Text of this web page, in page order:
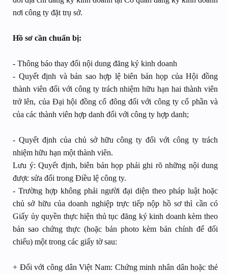
nơi công ty đặt trụ sở.
Hồ sơ cần chuẩn bị:
- Thông báo thay đổi nội dung đăng ký kinh doanh
- Quyết định và bản sao hợp lệ biên bản họp của Hội đồng
thành viên đối với công ty trách nhiệm hữu hạn hai thành viên
trở lên, của Đại hội đồng cổ đông đối với công ty cổ phần và
của các thành viên hợp danh đối với công ty hợp danh;
- Quyết định của chủ sở hữu công ty đối với công ty trách
nhiệm hữu hạn một thành viên.
Lưu ý: Quyết định, biên bản họp phải ghi rõ những nội dung
được sửa đổi trong Điều lệ công ty.
- Trường hợp không phải người đại diện theo pháp luật hoặc
chủ sở hữu của doanh nghiệp trực tiếp nộp hồ sơ thì cần có
Giấy ủy quyền thực hiện thủ tục đăng ký kinh doanh kèm theo
bản sao chứng thực (hoặc bản photo kèm bản chính để đối
chiếu) một trong các giấy tờ sau:
+ Đối với công dân Việt Nam: Chứng minh nhân dân hoặc thẻ